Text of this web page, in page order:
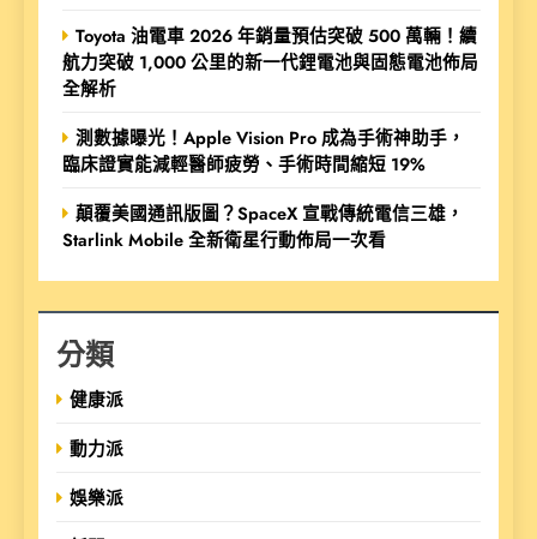
Toyota 油電車 2026 年銷量預估突破 500 萬輛！續
航力突破 1,000 公里的新一代鋰電池與固態電池佈局
全解析
測數據曝光！Apple Vision Pro 成為手術神助手，
臨床證實能減輕醫師疲勞、手術時間縮短 19%
顛覆美國通訊版圖？SpaceX 宣戰傳統電信三雄，
Starlink Mobile 全新衛星行動佈局一次看
分類
健康派
動力派
娛樂派